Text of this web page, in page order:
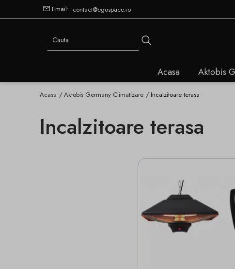
Email: contact@egospace.ro
Acasa Aktobis
Acasa Aktobis Germany Climatizare Incalzitoare terasa
Incalzitoare terasa